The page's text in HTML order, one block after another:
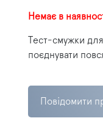
Немає в
Тест-смужки
поєднувати
Повідомити